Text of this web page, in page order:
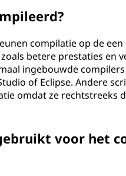
compilatie op de
betere prestaties en
ingebouwde
of Eclipse. Andere
omdat ze rechtstreeks
voor het